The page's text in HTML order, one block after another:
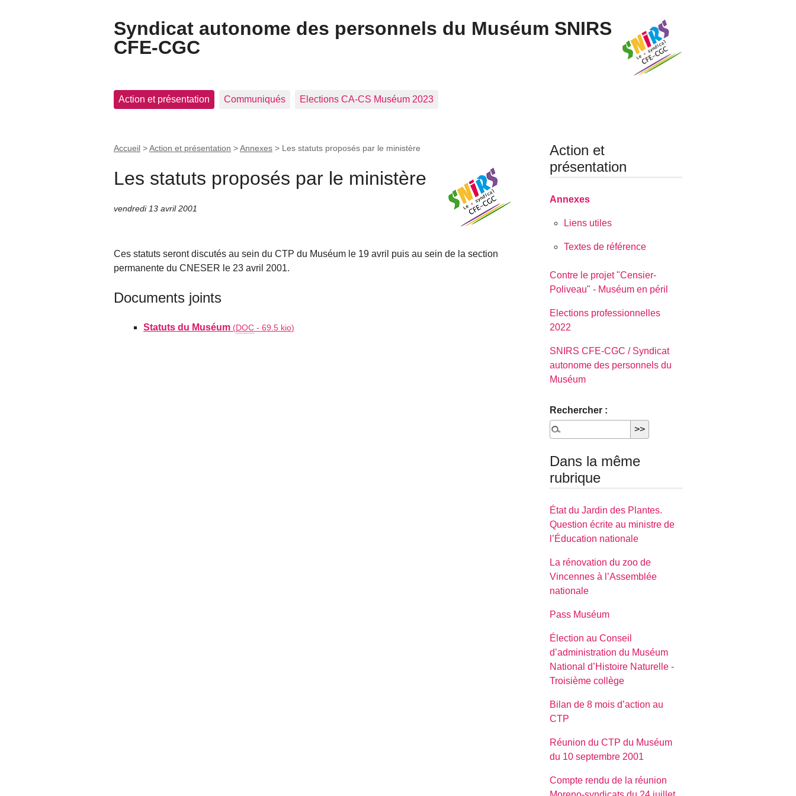
Syndicat autonome des personnels du Muséum SNIRS
CFE-CGC
Action et présentation Communiqués Elections CA-CS Muséum 2023
Accueil >Action et présentation >Annexes > Les statuts proposés par le ministère
Les statuts proposés par le ministère
vendredi 13 avril 2001
Ces statuts seront discutés au sein du CTP du Muséum le 19 avril puis au sein de la section
permanente du CNESER le 23 avril 2001.
Documents joints
Statuts du Muséum (DOC - 69.5 kio)
Action et
présentation
Annexes
Liens utiles
Textes de référence
Contre le projet "Censier-
Poliveau" - Muséum en péril
Elections professionnelles
2022
SNIRS CFE-CGC / Syndicat
autonome des personnels du
Muséum
Rechercher :
Dans la même
rubrique
État du Jardin des Plantes.
Question écrite au ministre de
l’Éducation nationale
La rénovation du zoo de
Vincennes à l’Assemblée
nationale
Pass Muséum
Élection au Conseil
d’administration du Muséum
National d’Histoire Naturelle -
Troisième collège
Bilan de 8 mois d’action au
CTP
Réunion du CTP du Muséum
du 10 septembre 2001
Compte rendu de la réunion